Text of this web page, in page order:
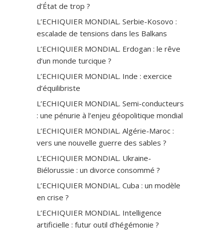
d’État de trop ?
L’ECHIQUIER MONDIAL. Serbie-Kosovo :
escalade de tensions dans les Balkans
L’ECHIQUIER MONDIAL. Erdogan : le rêve
d’un monde turcique ?
L’ECHIQUIER MONDIAL. Inde : exercice
d’équilibriste
L’ECHIQUIER MONDIAL. Semi-conducteurs
: une pénurie à l’enjeu géopolitique mondial
L’ECHIQUIER MONDIAL. Algérie-Maroc :
vers une nouvelle guerre des sables ?
L’ECHIQUIER MONDIAL. Ukraine-
Biélorussie : un divorce consommé ?
L’ECHIQUIER MONDIAL. Cuba : un modèle
en crise ?
L’ECHIQUIER MONDIAL. Intelligence
artificielle : futur outil d’hégémonie ?